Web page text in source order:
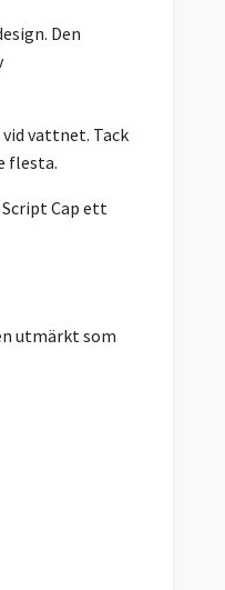
Den
vattnet. Tack
flesta.
Cap ett
utmärkt som